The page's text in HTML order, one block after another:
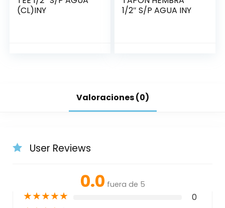
(CL)INY
1/2″ S/P AGUA INY
Valoraciones (0)
User Reviews
0.0 fuera de 5
★★★★★ 0